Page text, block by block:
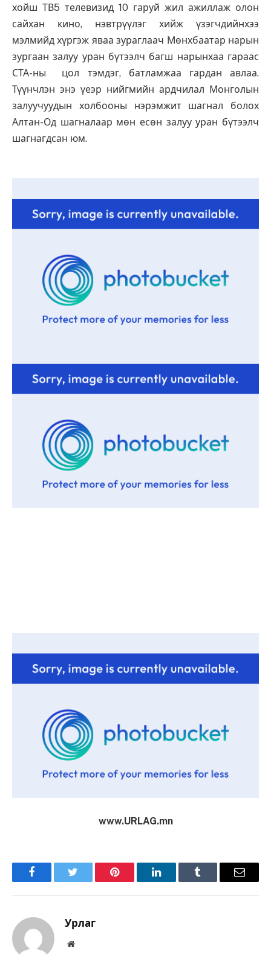
хойш ТВ5 телевизид 10 гаруй жил ажиллаж олон
сайхан кино, нэвтрүүлэг хийж үзэгчдийнхээ
мэлмийд хүргэж яваа зураглаач Мөнхбаатар нарын
зургаан залуу уран бүтээлч багш нарынхаа гараас
СТА-ны цол тэмдэг, батламжаа гардан авлаа.
Түүнчлэн энэ үеэр нийгмийн ардчилал Монголын
залуучуудын холбооны нэрэмжит шагнал болох
Алтан-Од шагналаар мөн есөн залуу уран бүтээлч
шагнагдсан юм.
www.URLAG.mn
FacebookTwitter Pinterest LinkedInTumblr Имэйл
Урлаг
Вэбсайт